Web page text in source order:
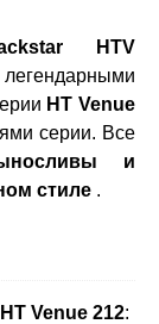
HTV
HT Venue
серии. Все
и
стиле .
Venue 212: